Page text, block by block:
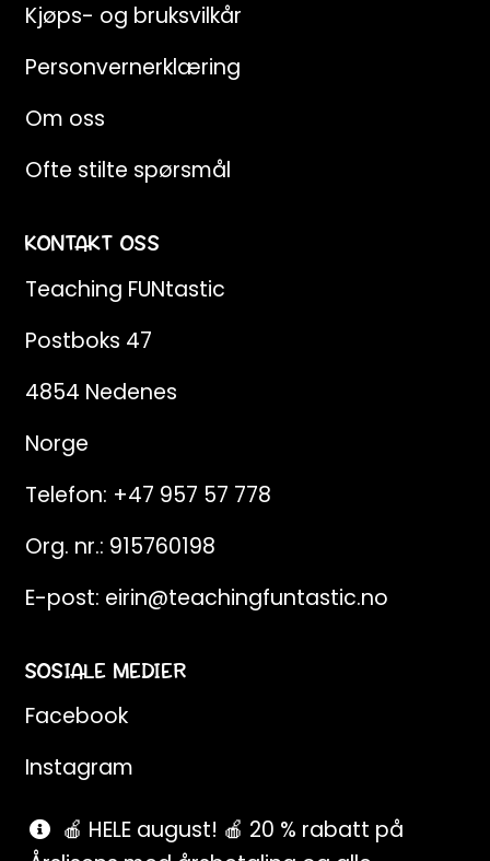
Kjøps- og bruksvilkår
Personvernerklæring
Om oss
Ofte stilte spørsmål
KONTAKT OSS
Teaching FUNtastic
Postboks 47
4854 Nedenes
Norge
Telefon: +47 957 57 778
Org. nr.: 915760198
E-post: eirin@teachingfuntastic.no
SOSIALE MEDIER
Facebook
Instagram
Pinterest
🍎 HELE august! 🍎 20 % rabatt på